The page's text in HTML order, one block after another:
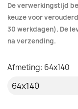
De verwerkingstijd
keuze voor
30 werkdagen). De
na verzending.
Afmeting: 64x140